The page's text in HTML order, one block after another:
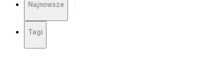
Najnowsze
Tagi